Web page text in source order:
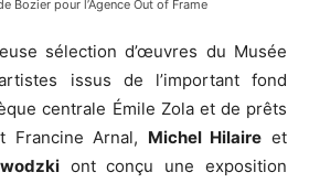
Bozier pour l’Agence Out of Frame
sélection d’œuvres du Musée
issus de l’important fond
centrale Émile Zola et de prêts
Arnal, Michel Hilaire et
ont conçu une exposition